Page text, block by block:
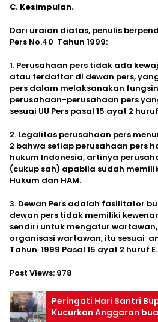
C. Kesimpulan.
Dari uraian diatas, penulis
Pers No.40 Tahun 1999:
1. Perusahaan pers tidak ada
atau terdaftar di dewan pers,
pers dalam melaksanakan
perusahaan-perusahaan pers
sesuai UU Pers pasal 15 ayat 2
2. Legalitas perusahaan pers
2 bahwa setiap perusahaan pers
hukum Indonesia, artinya
(cukup sah) apabila sudah
Hukum dan HAM.
3. Dewan Pers adalah fasilitator
dewan pers tidak memiliki
sendiri untuk mengatur
organisasi wartawan, itu sesuai
Tahun 1999 Pasal 15 ayat 2 huruf
Post Views: 978
Peringati Hari Santri
Kucurkan Anggaran